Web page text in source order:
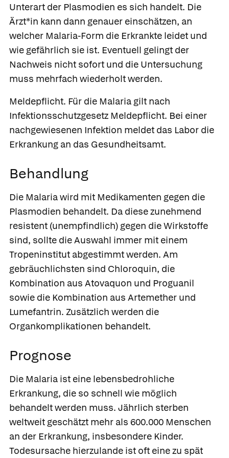
Unterart der Plasmodien es sich handelt. Die
Ärzt*in kann dann genauer einschätzen, an
welcher Malaria-Form die Erkrankte leidet und
wie gefährlich sie ist. Eventuell gelingt der
Nachweis nicht sofort und die Untersuchung
muss mehrfach wiederholt werden.
Meldepflicht. Für die Malaria gilt nach
Infektionsschutzgesetz Meldepflicht. Bei einer
nachgewiesenen Infektion meldet das Labor die
Erkrankung an das Gesundheitsamt.
Behandlung
Die Malaria wird mit Medikamenten gegen die
Plasmodien behandelt. Da diese zunehmend
resistent (unempfindlich) gegen die Wirkstoffe
sind, sollte die Auswahl immer mit einem
Tropeninstitut abgestimmt werden. Am
gebräuchlichsten sind Chloroquin, die
Kombination aus Atovaquon und Proguanil
sowie die Kombination aus Artemether und
Lumefantrin. Zusätzlich werden die
Organkomplikationen behandelt.
Prognose
Die Malaria ist eine lebensbedrohliche
Erkrankung, die so schnell wie möglich
behandelt werden muss. Jährlich sterben
weltweit geschätzt mehr als 600.000 Menschen
an der Erkrankung, insbesondere Kinder.
Todesursache hierzulande ist oft eine zu spät